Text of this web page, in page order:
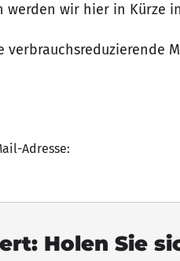
werden wir hier in Kürze
Adresse:
Holen Sie